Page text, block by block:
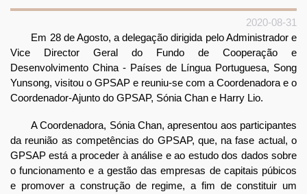
2020-08-31
Em 28 de Agosto, a delegação dirigida pelo Administrador e
Vice Director Geral do Fundo de Cooperação e
Desenvolvimento China - Países de Língua Portuguesa, Song
Yunsong, visitou o GPSAP e reuniu-se com a Coordenadora e o
Coordenador-Ajunto do GPSAP, Sónia Chan e Harry Lio.
A Coordenadora, Sónia Chan, apresentou aos participantes
da reunião as competências do GPSAP, que, na fase actual, o
GPSAP está a proceder à análise e ao estudo dos dados sobre
o funcionamento e a gestão das empresas de capitais púbicos
e promover a construção de regime, a fim de constituir um